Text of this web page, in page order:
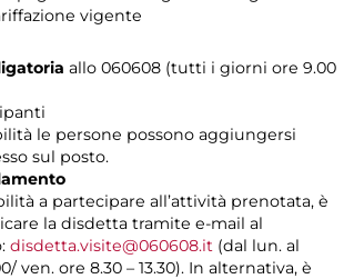
vigente
allo 060608 (tutti i giorni ore 9.00
le persone possono aggiungersi
sul posto.
a partecipare all’attività prenotata, è
la disdetta tramite e-mail al
disdetta.visite@060608.it (dal lun. al
ven. ore 8.30 – 13.30). In alternativa, è